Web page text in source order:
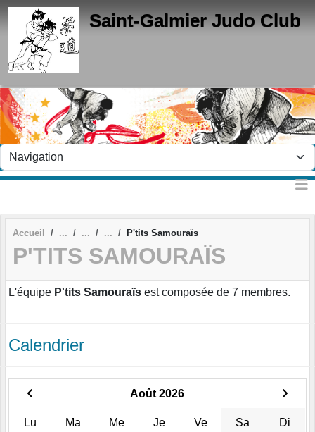
Saint-Galmier Judo Club
Accueil P'tits Samouraïs
P'TITS SAMOURAÏS
L'équipe P'tits Samouraïs est composée de 7 membres.
Calendrier
Août 2026
Lu Ma Me Je Ve Sa Di
Panneau de gestion des cookies